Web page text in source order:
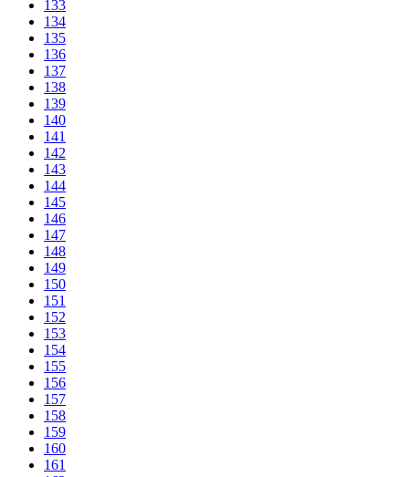
133
134
135
136
137
138
139
140
141
142
143
144
145
146
147
148
149
150
151
152
153
154
155
156
157
158
159
160
161